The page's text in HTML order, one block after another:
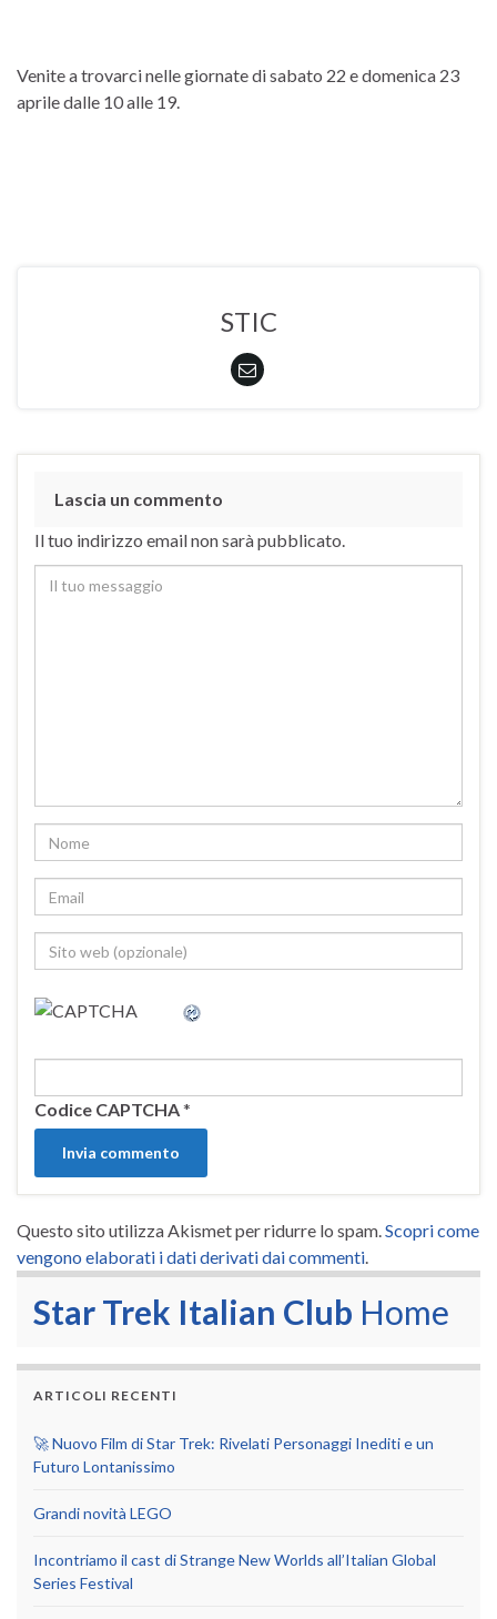
Venite a trovarci nelle giornate di sabato 22 e domenica 23
aprile dalle 10 alle 19.
STIC
Lascia un commento
Il tuo indirizzo email non sarà pubblicato.
Codice CAPTCHA*
Questo sito utilizza Akismet per ridurre lo spam.Scopri come
vengono elaborati i dati derivati dai commenti.
Star Trek Italian Club Home
ARTICOLI RECENTI
🚀 Nuovo Film di Star Trek: Rivelati Personaggi Inediti e un
Futuro Lontanissimo
Grandi novità LEGO
Incontriamo il cast di Strange New Worlds all’Italian Global
Series Festival